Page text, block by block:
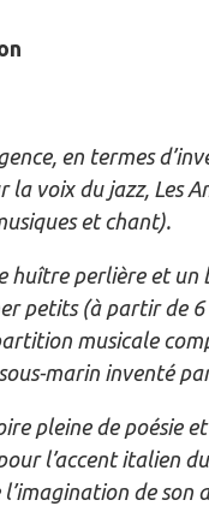
en termes
voix du jazz, Les
et chant).
huître perlière et un
petits (à partir de 6
musicale
marin inventé
pleine de poésie
l’accent italien
de son